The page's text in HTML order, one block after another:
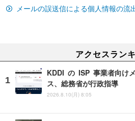
メールの誤送信による個人情報の流
アクセスラン
KDDI の ISP 事業者向け
ス、総務省が行政指導
2026.8.10(月) 8:05